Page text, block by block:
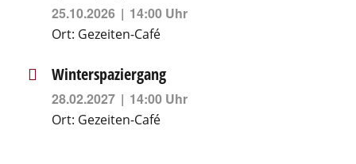
25.10.2026 14:00 Uhr
Ort: Gezeiten-Café
Winterspaziergang
28.02.2027 14:00 Uhr
Ort: Gezeiten-Café